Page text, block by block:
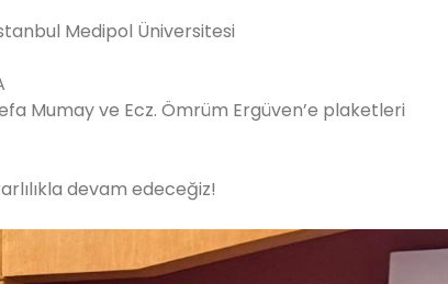
Medipol Üniversitesi
Mumay ve Ecz. Ömrüm Ergüven’e plaketleri
devam edeceğiz!